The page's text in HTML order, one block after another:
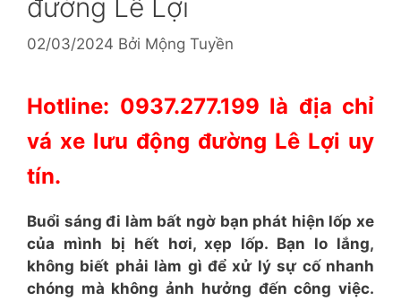
đường Lê Lợi
02/03/2024 Bởi Mộng Tuyền
Hotline: 0937.277.199 là địa chỉ
vá xe lưu động đường Lê Lợi uy
tín.
Buổi sáng đi làm bất ngờ bạn phát hiện lốp xe
của mình bị hết hơi, xẹp lốp. Bạn lo lắng,
không biết phải làm gì để xử lý sự cố nhanh
chóng mà không ảnh hưởng đến công việc.